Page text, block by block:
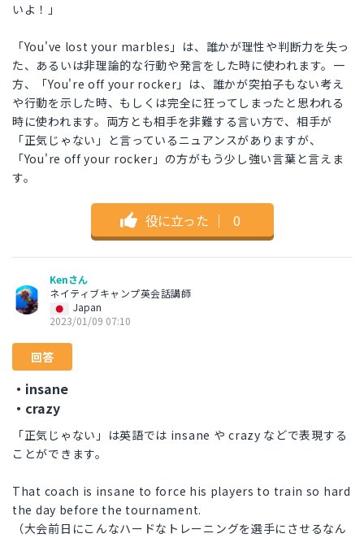
いよ！」
「You've lost your marbles」は、誰かが理性や判断力を失っ
た、あるいは非理論的な行動や発言をした時に使われます。一
方、「You're off your rocker」は、誰かが突拍子もない考え
や行動を示した時、もしくは完全に狂ってしまったと思われる
時に使われます。両方とも相手を非難する言い方で、相手が
「正気じゃない」と言っているニュアンスがありますが、
「You're off your rocker」の方がもう少し強い言葉と言えま
す。
役に立った ｜ 0
Kenさん
ネイティブキャンプ英会話講師
Japan
2023/01/09 07:10
回答
・insane
・crazy
「正気じゃない」は英語では insane や crazy などで表現する
ことができます。
That coach is insane to force his players to train so hard
the day before the tournament.
（大会前日にこんなハードなトレーニングを選手にさせるなん